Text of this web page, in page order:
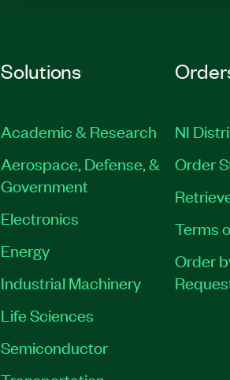
Solutions
Academic & Research
Aerospace, Defense, &
Government
Electronics
Energy
Industrial Machinery
Life Sciences
Semiconductor
NI
Order
Terms
Order